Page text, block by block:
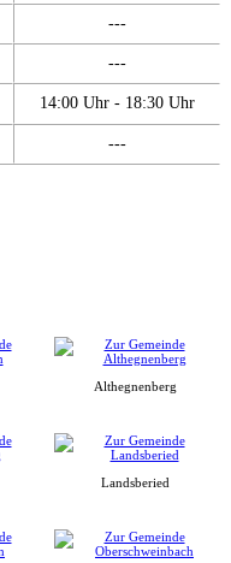
---
---
14:00 Uhr - 18:30 Uhr
---
Althegnenberg
Landsberied